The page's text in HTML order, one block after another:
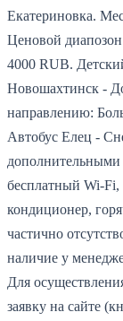
Екатериновка.
Ценовой
4000 RUB.
Новошахтинск -
направлению:
Автобус Елец -
бесплатный Wi-Fi,
кондиционер,
частично
наличие у
Для
заявку на сайте